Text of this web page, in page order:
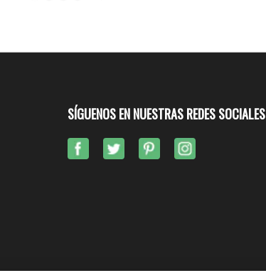
SÍGUENOS EN NUESTRAS REDES SOCIALES